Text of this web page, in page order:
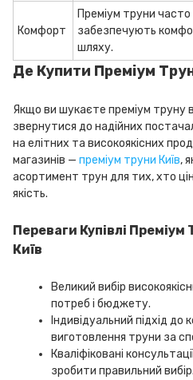
Комфорт
Преміум труни
забезпечують
шляху.
Де Купити Преміум
Якщо ви шукаєте преміум труну
звернутися до надійних
на елітних та високоякісних
магазинів — преміум труни Київ,
асортимент трун для тих, хто
якість.
Переваги Купівлі Преміум
Київ
Великий вибір
потреб і бюджету.
Індивідуальний підхід до
виготовлення труни за
Кваліфіковані
зробити правильний вибір.